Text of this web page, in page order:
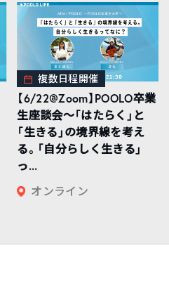
複数日程開催
【6/22@Zoom】POOLO卒業
生座談会〜「はたらく」と
「生きる」の境界線を考え
る。「自分らしく生きる」
っ...
オンライン